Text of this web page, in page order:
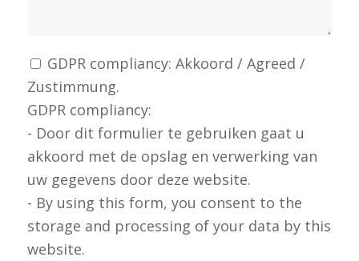
GDPR compliancy: Akkoord / Agreed /
Zustimmung.
GDPR compliancy:
- Door dit formulier te gebruiken gaat u
akkoord met de opslag en verwerking van
uw gegevens door deze website.
- By using this form, you consent to the
storage and processing of your data by this
website.